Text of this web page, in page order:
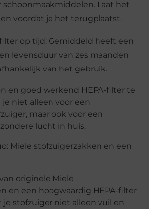
schoonmaakmiddelen. Laat het
voordat je het terugplaatst.
op tijd : Gemiddeld heeft een
levensduur van zes maanden
van het gebruik.
en goed werkend HEPA-filter te
niet alleen voor een
maar ook voor een
lucht in huis.
Miele stofzuigerzakken en een
originele Miele
en een hoogwaardig HEPA-filter
je stofzuiger niet alleen vuil en